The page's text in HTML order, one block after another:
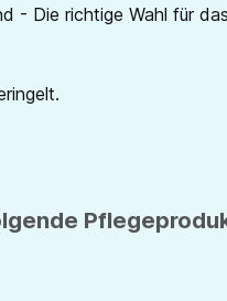
- Die richtige Wahl für